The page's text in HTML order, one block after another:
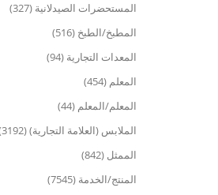
المستحضرات الصيدلانية (327)
المطبخ/الطبخ (516)
المعدات التجارية (94)
المعلم (454)
المعلم/المعلم (44)
الملابس (العلامة التجارية) (3192)
الممثل (842)
المنتج/الخدمة (7545)